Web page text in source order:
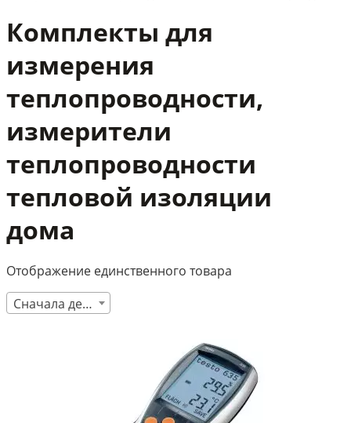
Комплекты для
измерения
теплопроводности,
измерители
теплопроводности
тепловой изоляции
дома
Отображение единственного товара
Сначала дешевые